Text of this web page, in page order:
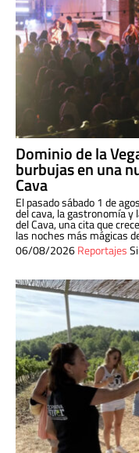
Dominio de la
burbujas en una
Cava
El pasado sábado 1 de
del cava, la gastronomía y
del Cava, una cita que
las noches más mágicas
06/08/2026Reportajes